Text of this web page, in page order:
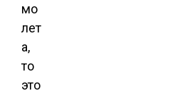
мо
лет
а,
то
это